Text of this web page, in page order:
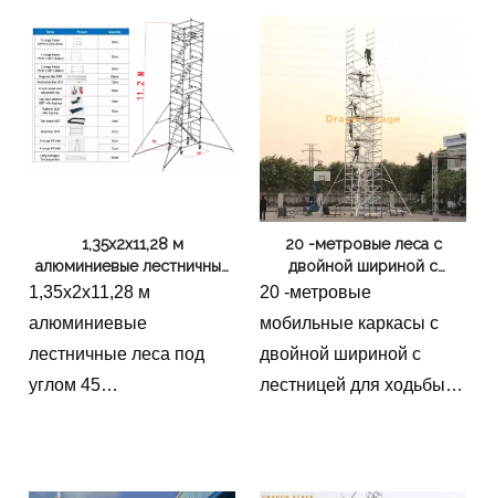
1,35x2x11,28 м
алюминиевые лестничные
леса под углом 45
1,35x2x11,28 м
алюминиевые
лестничные леса под
углом 45
20 -метровые леса с
двойной шириной с
лестницей
20 -метровые
мобильные каркасы с
двойной шириной с
лестницей для ходьбы